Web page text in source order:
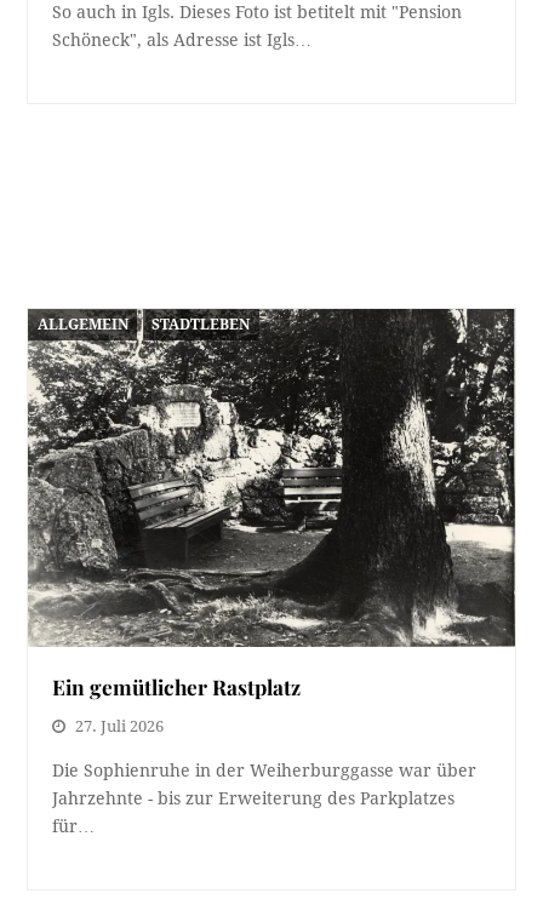
So auch in Igls. Dieses Foto ist betitelt mit "Pension
Schöneck", als Adresse ist Igls…
ALLGEMEIN STADTLEBEN
Ein gemütlicher Rastplatz
27. Juli 2026
Die Sophienruhe in der Weiherburggasse war über
Jahrzehnte - bis zur Erweiterung des Parkplatzes
für…